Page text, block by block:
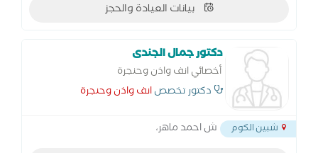
بيانات العيادة والحجز
دكتور جمال الجندى
أخصائي انف واذن وحنجرة
دكتور تخصصانف واذن وحنجرة
شبين الكوم ش احمد ماهر،